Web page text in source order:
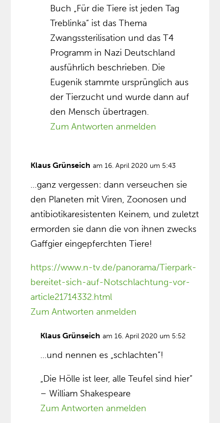
Buch „Für die Tiere ist jeden Tag
Treblinka“ ist das Thema
Zwangssterilisation und das T4
Programm in Nazi Deutschland
ausführlich beschrieben. Die
Eugenik stammte ursprünglich aus
der Tierzucht und wurde dann auf
den Mensch übertragen.
Zum Antworten anmelden
Klaus Grünseich am 16. April 2020 um 5:43
…ganz vergessen: dann verseuchen sie
den Planeten mit Viren, Zoonosen und
antibiotikaresistenten Keinem, und zuletzt
ermorden sie dann die von ihnen zwecks
Gaffgier eingepferchten Tiere!
https://www.n-tv.de/panorama/Tierpark-
bereitet-sich-auf-Notschlachtung-vor-
article21714332.html
Zum Antworten anmelden
Klaus Grünseich am 16. April 2020 um 5:52
…und nennen es „schlachten”!
„Die Hölle ist leer, alle Teufel sind hier”
– William Shakespeare
Zum Antworten anmelden